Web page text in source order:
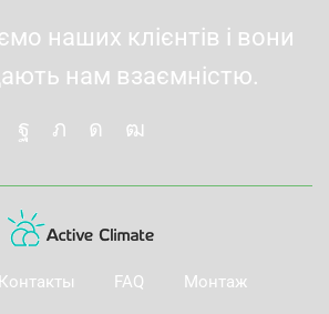
наших клієнтів і вони
нам взаємністю.
Контакты FAQ Монтаж